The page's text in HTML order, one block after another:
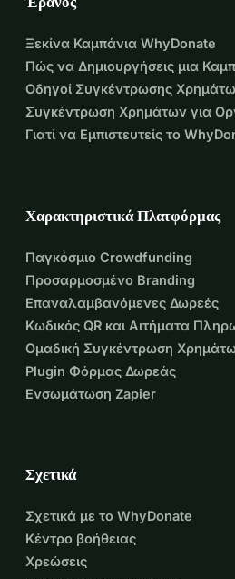
Ξεκίνα Καμπάνια WhyDonate
Πώς να Δημιουργήσεις μια
Οδηγοί Συγκέντρωσης
Συγκέντρωση Χρημάτων για
Γιατί να Εμπιστευτείς το
Χαρακτηριστικά Πλατφόρμας
Παγκόσμιο Crowdfunding
Προσαρμοσμένο Branding
Επαναλαμβανόμενες Δωρεές
Κωδικός QR και Αιτήματα
Ομαδική Συγκέντρωση
Plugin Φόρμας Δωρεάς
Ενσωμάτωση Zapier
Σχετικά
Σχετικά με το WhyDonate
Κέντρο βοήθειας
Χρεώσεις